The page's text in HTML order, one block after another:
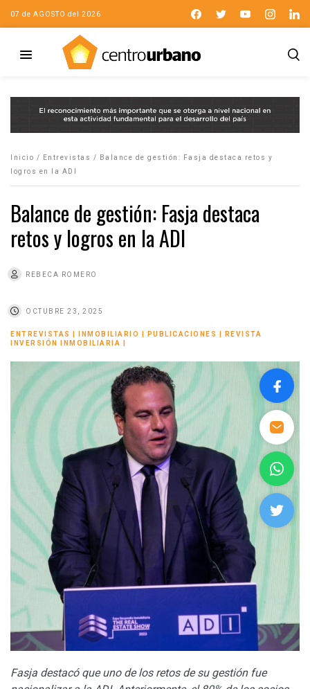
07 de AGOSTO del 2026
Inicio / Entrevistas /
Balance de gestión: Fasja destaca retos y
logros en la ADI
Balance de gestión: Fasja destaca
retos y logros en la ADI
REBECA ROMERO
OCTUBRE 23, 2025
ENTREVISTAS INMOBILIARIO PUBLICACIONES
REVISTA
INVERSIÓN INMOBILIARIA
Fasja destacó que uno de los retos de su gestión fue